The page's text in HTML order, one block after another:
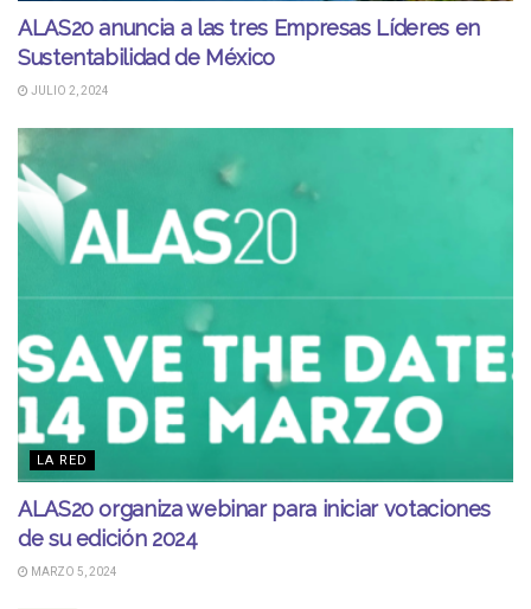
ALAS20 anuncia a las tres Empresas Líderes en
Sustentabilidad de México
JULIO 2, 2024
LA RED
ALAS20 organiza webinar para iniciar votaciones
de su edición 2024
MARZO 5, 2024